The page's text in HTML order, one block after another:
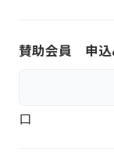
賛助会員 申込
口